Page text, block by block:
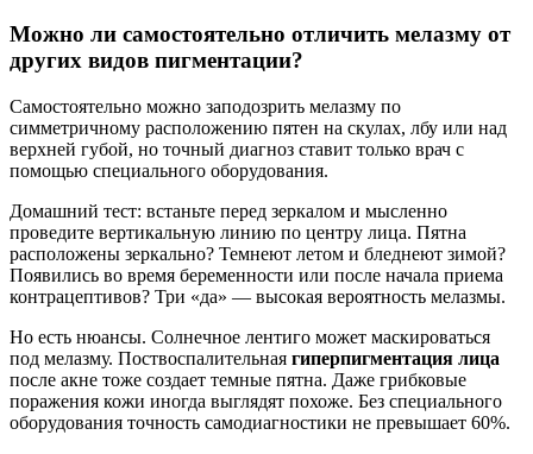
Можно ли самостоятельно отличить мелазму от
других видов пигментации?
Самостоятельно можно заподозрить мелазму по
симметричному расположению пятен на скулах, лбу или над
верхней губой, но точный диагноз ставит только врач с
помощью специального оборудования.
Домашний тест: встаньте перед зеркалом и мысленно
проведите вертикальную линию по центру лица. Пятна
расположены зеркально? Темнеют летом и бледнеют зимой?
Появились во время беременности или после начала приема
контрацептивов? Три «да» — высокая вероятность мелазмы.
Но есть нюансы. Солнечное лентиго может маскироваться
под мелазму. Поствоспалительная гиперпигментация лица
после акне тоже создает темные пятна. Даже грибковые
поражения кожи иногда выглядят похоже. Без специального
оборудования точность самодиагностики не превышает 60%.